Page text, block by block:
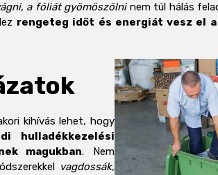
a fóliát gyömöszölninem túl hálás
rengeteg időt és energiát vesz el
kihívás lehet, hogy
hulladékkezelési
magukban. Nem
vagdossák,